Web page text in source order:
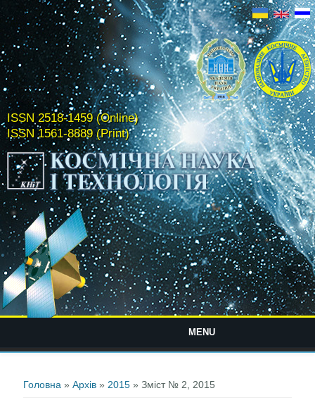
ISSN 2518-1459 (Online)
ISSN 1561-8889 (Print)
MENU
Головна »Архів » 2015 » Зміст № 2, 2015